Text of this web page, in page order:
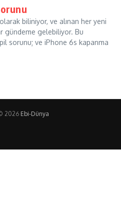
biliniyor, ve alınan her yeni
gündeme gelebiliyor. Bu
sorunu; ve iPhone 6s kapanma
2026 Ebi-Dünya